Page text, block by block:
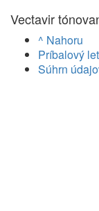
Vectavir
^ Nahoru
Príbalový
Súhrn